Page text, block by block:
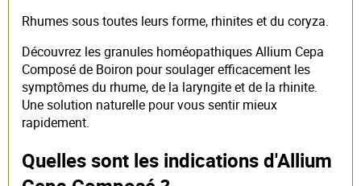
Rhumes sous toutes leurs forme, rhinites et du coryza.
Découvrez les granules homéopathiques Allium Cepa
Composé de Boiron pour soulager efficacement les
symptômes du rhume, de la laryngite et de la rhinite.
Une solution naturelle pour vous sentir mieux
rapidement.
Quelles sont les indications d'Allium